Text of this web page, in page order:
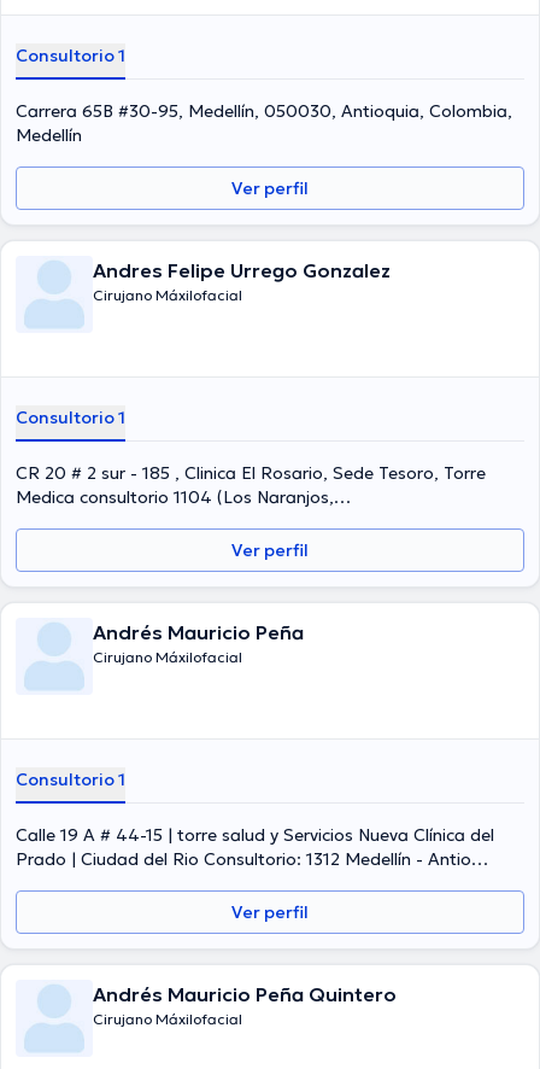
Consultorio 1
Carrera 65B #30-95, Medellín, 050030, Antioquia, Colombia,
Medellín
Ver perfil
Andres Felipe Urrego Gonzalez
Cirujano Máxilofacial
Consultorio 1
CR 20 # 2 sur - 185 , Clinica El Rosario, Sede Tesoro, Torre
Medica consultorio 1104 (Los Naranjos,
Ver perfil
Andrés Mauricio Peña
Cirujano Máxilofacial
Consultorio 1
Calle 19 A # 44-15 | torre salud y Servicios Nueva Clínica del
Prado | Ciudad del Rio Consultorio: 1312 Medellín - Antio
Ver perfil
Andrés Mauricio Peña Quintero
Cirujano Máxilofacial